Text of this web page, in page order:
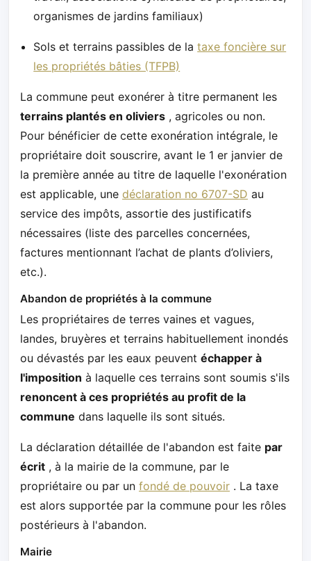
organismes de jardins familiaux)
Sols et terrains passibles de lataxe foncière sur
les propriétés bâties (TFPB)
La commune peut exonérer à titre permanent les
terrains plantés en oliviers , agricoles ou non.
Pour bénéficier de cette exonération intégrale, le
propriétaire doit souscrire, avant le 1 er janvier de
la première année au titre de laquelle l'exonération
est applicable, une déclaration no 6707-SD au
service des impôts, assortie des justificatifs
nécessaires (liste des parcelles concernées,
factures mentionnant l’achat de plants d’oliviers,
etc.).
Abandon de propriétés à la commune
Les propriétaires de terres vaines et vagues,
landes, bruyères et terrains habituellement inondés
ou dévastés par les eaux peuvent échapper à
l'imposition à laquelle ces terrains sont soumis s'ils
renoncent à ces propriétés au profit de la
commune dans laquelle ils sont situés.
La déclaration détaillée de l'abandon est faite par
écrit , à la mairie de la commune, par le
propriétaire ou par un fondé de pouvoir . La taxe
est alors supportée par la commune pour les rôles
postérieurs à l'abandon.
Mairie